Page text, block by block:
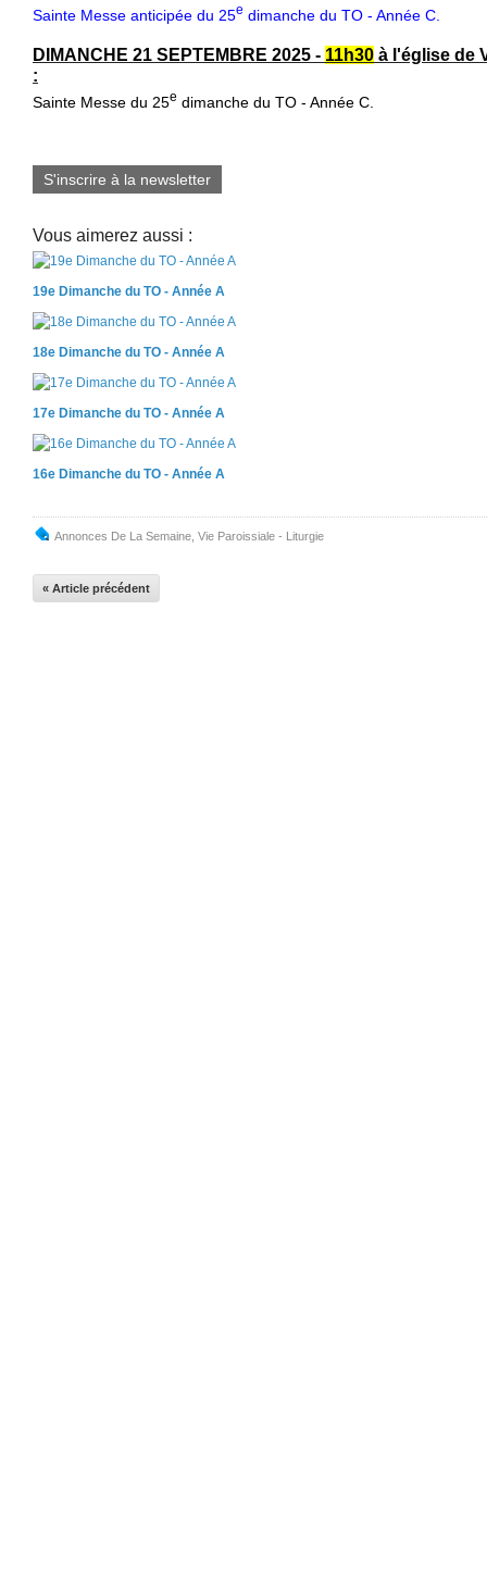
Sainte Messe anticipée du 25e dimanche du TO - Année C.
DIMANCHE 21 SEPTEMBRE 2025 - 11h30 à l'église de
:
Sainte Messe du 25e dimanche du TO - Année C.
S'inscrire à la newsletter
Vous aimerez aussi :
19e Dimanche du TO - Année A
18e Dimanche du TO - Année A
17e Dimanche du TO - Année A
16e Dimanche du TO - Année A
Annonces De La Semaine Vie Paroissiale - Liturgie
« Article précédent